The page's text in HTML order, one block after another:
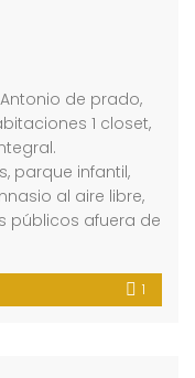
de prado,
1 closet,
parque infantil,
al aire libre,
públicos afuera de
1